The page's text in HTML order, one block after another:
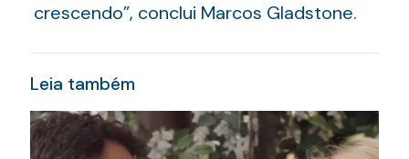
crescendo”, conclui Marcos Gladstone.
Leia também